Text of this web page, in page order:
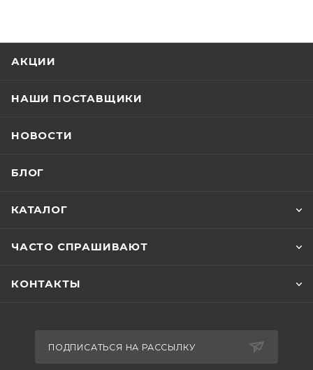
АКЦИИ
НАШИ ПОСТАВЩИКИ
НОВОСТИ
БЛОГ
КАТАЛОГ
ЧАСТО СПРАШИВАЮТ
КОНТАКТЫ
ПОДПИСАТЬСЯ НА РАССЫЛКУ